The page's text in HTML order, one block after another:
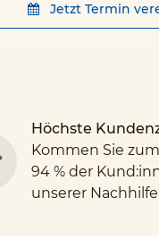
Jetzt Termin
Höchste
Kommen Sie
94 % der
unserer